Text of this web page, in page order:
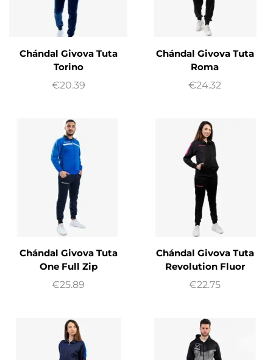
Chándal Givova Tuta
Torino
€20.39
Chándal Givova Tuta
Roma
€24.32
Chándal Givova Tuta
One Full Zip
€25.89
Chándal Givova Tuta
Revolution Fluor
€22.75